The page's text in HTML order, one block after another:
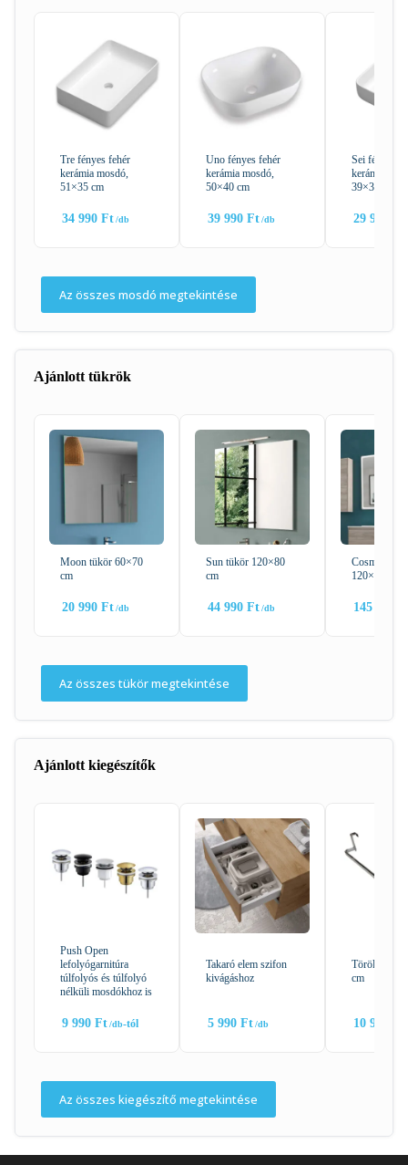
Tre fényes fehér
kerámia mosdó,
51×35 cm
34 990Ft
Uno fényes fehér
kerámia mosdó,
50×40 cm
39 990Ft
Sei fényes
kerámia
39×39 cm
29 990
Az összes mosdó megtekintése
Ajánlott tükrök
Moon tükör 60×70
cm
20 990Ft
Sun tükör 120×80
cm
44 990Ft
Cosmos
120×80 cm
145 990
Az összes tükör megtekintése
Ajánlott kiegészítők
Push Open
lefolyógarnitúra
túlfolyós és túlfolyó
nélküli mosdókhoz is
9 990Ft -tól
Takaró elem szifon
kivágáshoz
5 990Ft
Törölköző
cm
10 990
Az összes kiegészítő megtekintése